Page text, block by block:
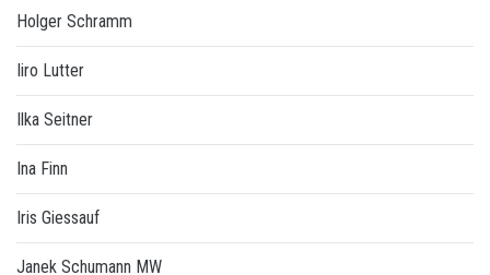
Holger Schramm
Iiro Lutter
Ilka Seitner
Ina Finn
Iris Giessauf
Janek Schumann MW